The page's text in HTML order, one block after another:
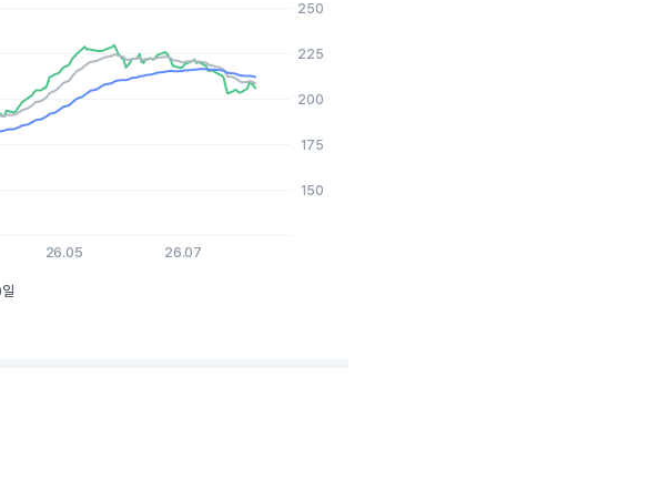
08-07 15:00:00 to 2026-08-06 15:00:00.
to 229.44.
26.05 26.07
150
175
200
225
250